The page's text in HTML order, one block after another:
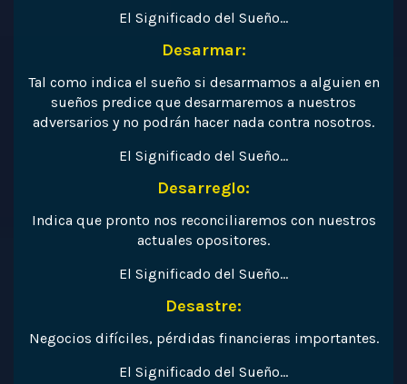
El Significado del Sueño…
Desarmar:
Tal como indica el sueño si desarmamos a alguien en
sueños predice que desarmaremos a nuestros
adversarios y no podrán hacer nada contra nosotros.
El Significado del Sueño…
Desarreglo:
Indica que pronto nos reconciliaremos con nuestros
actuales opositores.
El Significado del Sueño…
Desastre:
Negocios difíciles, pérdidas financieras importantes.
El Significado del Sueño…